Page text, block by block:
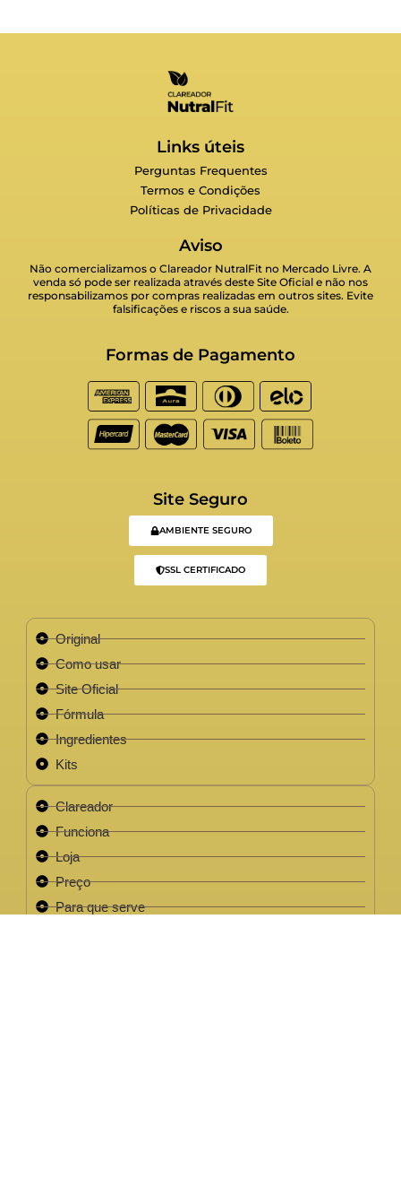
Links úteis
Perguntas Frequentes
Termos e Condições
Políticas de Privacidade
Aviso
Não comercializamos o Clareador NutralFit no Mercado Livre. A
venda só pode ser realizada através deste Site Oficial e não nos
responsabilizamos por compras realizadas em outros sites. Evite
falsificações e riscos a sua saúde.
Formas de Pagamento
Site Seguro
AMBIENTE SEGURO
SSL CERTIFICADO
Original
Como usar
Site Oficial
Fórmula
Ingredientes
Kits
Clareador
Funciona
Loja
Preço
Para que serve